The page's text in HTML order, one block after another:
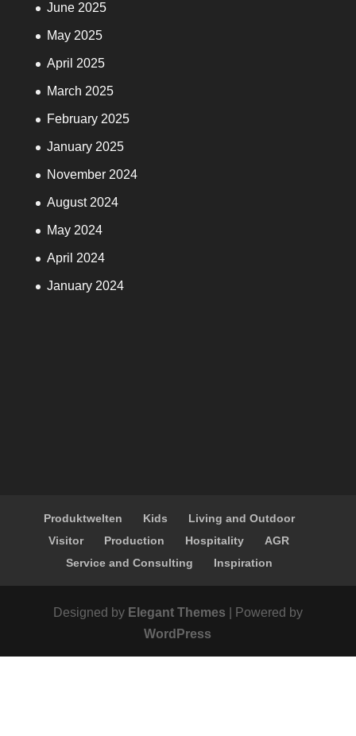
June 2025
May 2025
April 2025
March 2025
February 2025
January 2025
November 2024
August 2024
May 2024
April 2024
January 2024
Produktwelten Kids
Living and Outdoor
Visitor
Production Hospitality
AGR
Service and Consulting
Inspiration
Designed by Elegant Themes | Powered by
WordPress